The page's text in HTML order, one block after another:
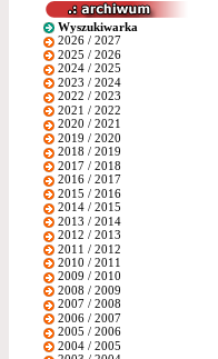
Wyszukiwarka
2026 / 2027
2025 / 2026
2024 / 2025
2023 / 2024
2022 / 2023
2021 / 2022
2020 / 2021
2019 / 2020
2018 / 2019
2017 / 2018
2016 / 2017
2015 / 2016
2014 / 2015
2013 / 2014
2012 / 2013
2011 / 2012
2010 / 2011
2009 / 2010
2008 / 2009
2007 / 2008
2006 / 2007
2005 / 2006
2004 / 2005